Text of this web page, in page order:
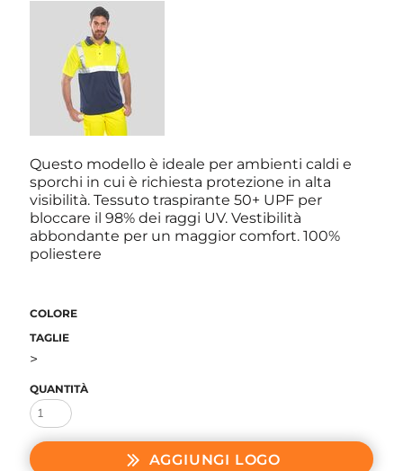
Questo modello è ideale per ambienti caldi e
sporchi in cui è richiesta protezione in alta
visibilità. Tessuto traspirante 50+ UPF per
bloccare il 98% dei raggi UV. Vestibilità
abbondante per un maggior comfort. 100%
poliestere
COLORE
TAGLIE
>
QUANTITÀ
AGGIUNGI LOGO